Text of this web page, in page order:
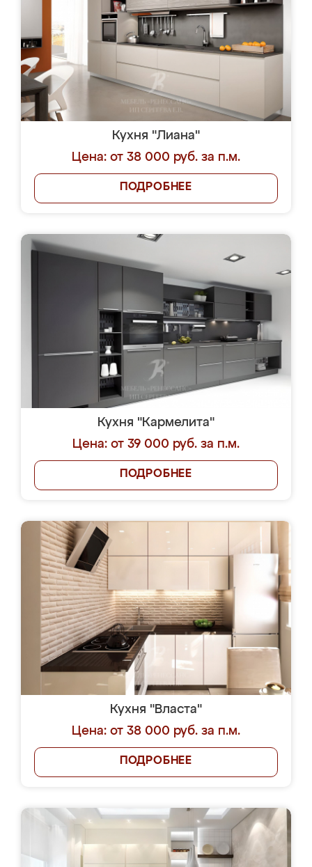
Кухня "Лиана"
Цена: от 38 000 руб. за п.м.
ПОДРОБНЕЕ
Кухня "Кармелита"
Цена: от 39 000 руб. за п.м.
ПОДРОБНЕЕ
Кухня "Власта"
Цена: от 38 000 руб. за п.м.
ПОДРОБНЕЕ